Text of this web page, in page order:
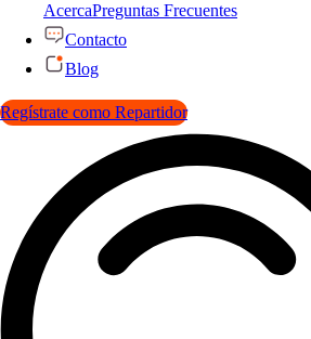
AcercaPreguntas Frecuentes
Contacto
Blog
Regístrate como Repartidor